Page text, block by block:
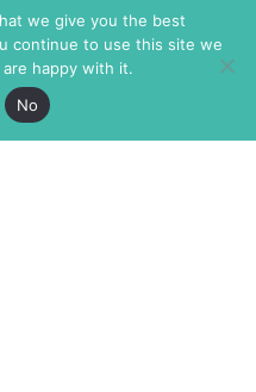
we give you the best
continue to use this site we
happy with it.
No